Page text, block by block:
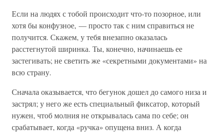
Если на людях с тобой происходит что-то позорное, или
хотя бы конфузное, — просто так с ним справиться не
получится. Скажем, у тебя внезапно оказалась
расстегнутой ширинка. Ты, конечно, начинаешь ее
застегивать; не светить же «секретными документами» на
всю страну.
Сначала оказывается, что бегунок дошел до самого низа и
застрял; у него же есть специальный фиксатор, который
нужен, чтоб молния не открывалась сама по себе; он
срабатывает, когда «ручка» опущена вниз. А когда